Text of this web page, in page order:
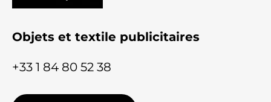
Objets et textile publicitaires
+33 1 84 80 52 38